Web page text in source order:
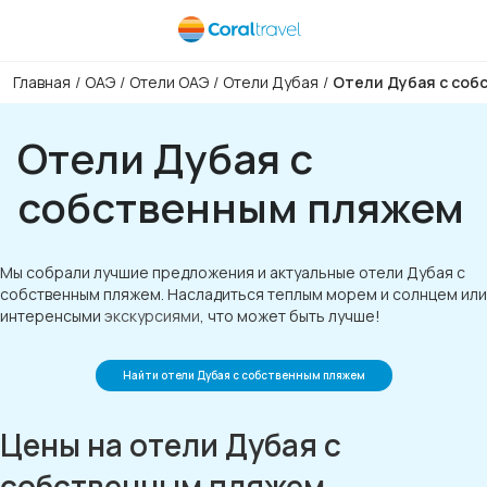
Главная / ОАЭ / Отели ОАЭ / Отели Дубая / Отели Дубая с
Отели Дубая с
собственным пляжем
Мы собрали лучшие предложения и актуальные отели Дубая с
собственным пляжем. Насладиться теплым морем и солнцем или
интеренсыми экскурсиями, что может быть лучше!
Найти отели Дубая с собственным пляжем
Цены на отели Дубая с